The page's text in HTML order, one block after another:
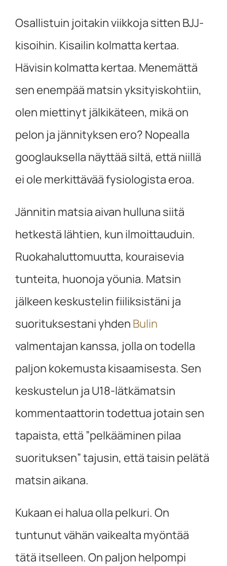
Osallistuin joitakin viikkoja sitten BJJ-
kisoihin. Kisailin kolmatta kertaa.
Hävisin kolmatta kertaa. Menemättä
sen enempää matsin yksityiskohtiin,
olen miettinyt jälkikäteen, mikä on
pelon ja jännityksen ero? Nopealla
googlauksella näyttää siltä, että niillä
ei ole merkittävää fysiologista eroa.
Jännitin matsia aivan hulluna siitä
hetkestä lähtien, kun ilmoittauduin.
Ruokahaluttomuutta, kouraisevia
tunteita, huonoja yöunia. Matsin
jälkeen keskustelin fiiliksistäni ja
suorituksestani yhden Bulin
valmentajan kanssa, jolla on todella
paljon kokemusta kisaamisesta. Sen
keskustelun ja U18-lätkämatsin
kommentaattorin todettua jotain sen
tapaista, että ”pelkääminen pilaa
suorituksen” tajusin, että taisin pelätä
matsin aikana.
Kukaan ei halua olla pelkuri. On
tuntunut vähän vaikealta myöntää
tätä itselleen. On paljon helpompi